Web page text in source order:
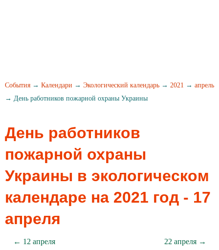
События → Календари → Экологический календарь → 2021 → апрель
→ День работников пожарной охраны Украины
День работников
пожарной охраны
Украины в экологическом
календаре на 2021 год - 17
апреля
← 12 апреля 22 апреля →